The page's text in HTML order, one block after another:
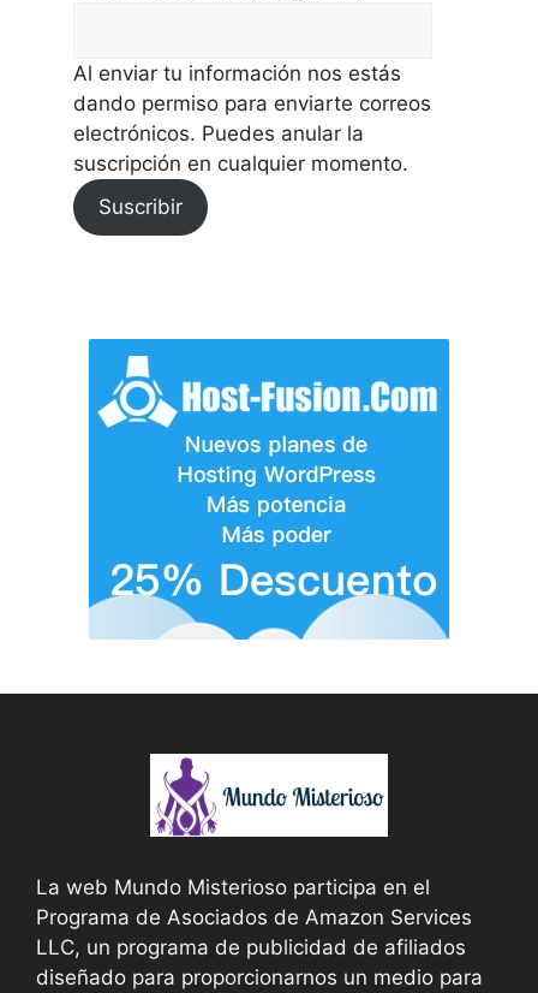
Al enviar tu información nos estás
dando permiso para enviarte correos
electrónicos. Puedes anular la
suscripción en cualquier momento.
Suscribir
La web Mundo Misterioso participa en el
Programa de Asociados de Amazon Services
LLC, un programa de publicidad de afiliados
diseñado para proporcionarnos un medio para